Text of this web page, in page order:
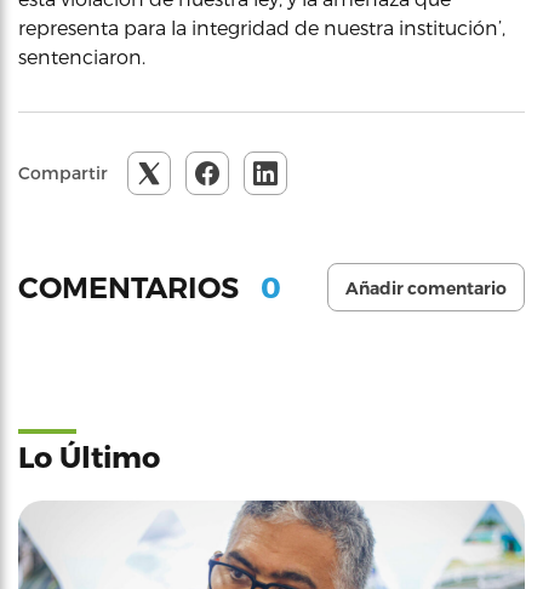
representa para la integridad de nuestra institución’,
sentenciaron.
Compartir
COMENTARIOS 0 Añadir comentario
Lo Último